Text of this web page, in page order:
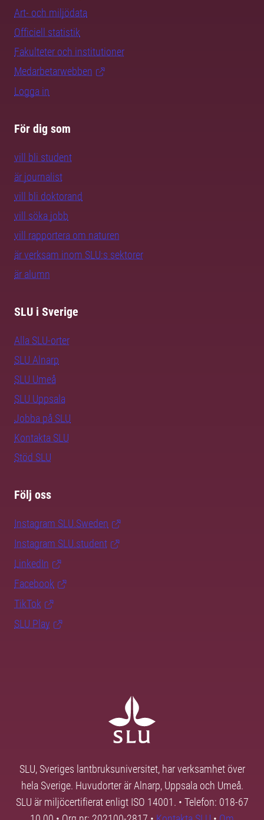
Art- och miljödata
Officiell statistik
Fakulteter och institutioner
Medarbetarwebben
Logga in
För dig som
vill bli student
är journalist
vill bli doktorand
vill söka jobb
vill rapportera om naturen
är verksam inom SLU:s sektorer
är alumn
SLU i Sverige
Alla SLU-orter
SLU Alnarp
SLU Umeå
SLU Uppsala
Jobba på SLU
Kontakta SLU
Stöd SLU
Följ oss
Instagram SLU.Sweden
Instagram SLU.student
LinkedIn
Facebook
TikTok
SLU Play
SLU, Sveriges lantbruksuniversitet, har verksamhet över
hela Sverige. Huvudorter är Alnarp, Uppsala och Umeå.
SLU är miljöcertifierat enligt ISO 14001. • Telefon: 018-67